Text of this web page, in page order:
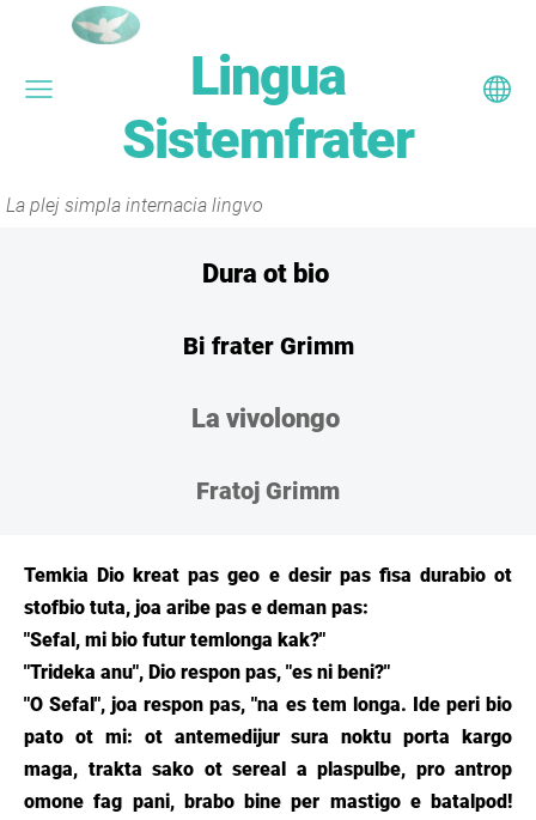
Lingua
Sistemfrater
La plej simpla internacia lingvo
Dura ot bio
Bi frater Grimm
La vivolongo
Fratoj Grimm
Temkia Dio kreat pas geo e desir pas fisa durabio ot
stofbio tuta, joa aribe pas e deman pas:
"Sefal, mi bio futur temlonga kak?"
"Trideka anu", Dio respon pas, "es ni beni?"
"O Sefal", joa respon pas, "na es tem longa. Ide peri bio
pato ot mi: ot antemedijur sura noktu porta kargo
maga, trakta sako ot sereal a plaspulbe, pro antrop
omone fag pani, brabo bine per mastigo e batalpod!